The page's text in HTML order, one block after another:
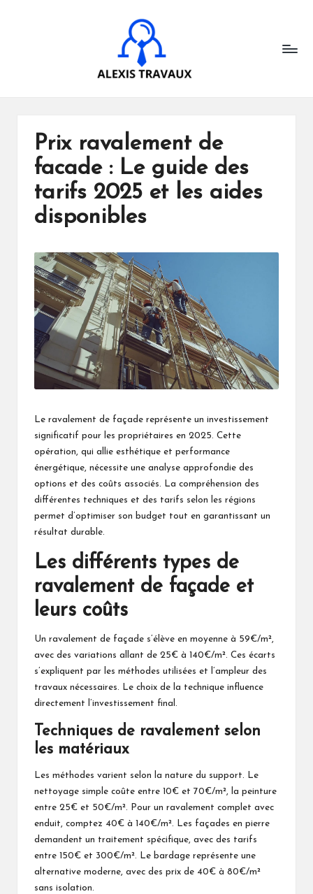
e
t
r
a
v
a
u
x
Prix ravalement de
facade : Le guide des
tarifs 2025 et les aides
disponibles
Le ravalement de façade représente un investissement
significatif pour les propriétaires en 2025. Cette
opération, qui allie esthétique et performance
énergétique, nécessite une analyse approfondie des
options et des coûts associés. La compréhension des
différentes techniques et des tarifs selon les régions
permet d’optimiser son budget tout en garantissant un
résultat durable.
Les différents types de
ravalement de façade et
leurs coûts
Un ravalement de façade s’élève en moyenne à 59€/m²,
avec des variations allant de 25€ à 140€/m². Ces écarts
s’expliquent par les méthodes utilisées et l’ampleur des
travaux nécessaires. Le choix de la technique influence
directement l’investissement final.
Techniques de ravalement selon
les matériaux
Les méthodes varient selon la nature du support. Le
nettoyage simple coûte entre 10€ et 70€/m², la peinture
entre 25€ et 50€/m². Pour un ravalement complet avec
enduit, comptez 40€ à 140€/m². Les façades en pierre
demandent un traitement spécifique, avec des tarifs
entre 150€ et 300€/m². Le bardage représente une
alternative moderne, avec des prix de 40€ à 80€/m²
sans isolation.